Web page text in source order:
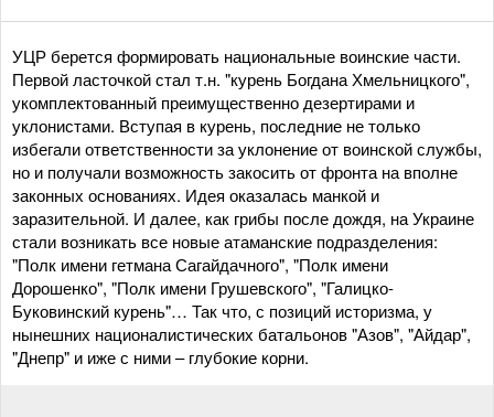
УЦР берется формировать национальные воинские части.
Первой ласточкой стал т.н. "курень Богдана Хмельницкого",
укомплектованный преимущественно дезертирами и
уклонистами. Вступая в курень, последние не только
избегали ответственности за уклонение от воинской службы,
но и получали возможность закосить от фронта на вполне
законных основаниях. Идея оказалась манкой и
заразительной. И далее, как грибы после дождя, на Украине
стали возникать все новые атаманские подразделения:
"Полк имени гетмана Сагайдачного", "Полк имени
Дорошенко", "Полк имени Грушевского", "Галицко-
Буковинский курень"… Так что, с позиций историзма, у
нынешних националистических батальонов "Азов", "Айдар",
"Днепр" и иже с ними – глубокие корни.